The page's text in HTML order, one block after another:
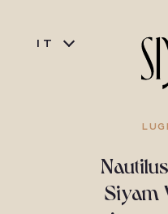
IT
Siyam